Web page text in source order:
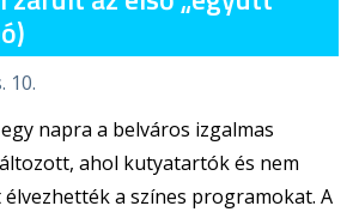
10.
napra a belváros izgalmas
ahol kutyatartók és nem
a színes programokat. A